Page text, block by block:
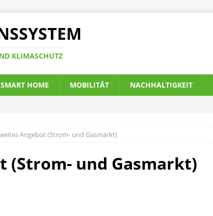
KLIMASCHUTZ
SMART HOME MOBILITÄT NACHHALTIGKEIT
Angebot (Strom- und Gasmarkt)
(Strom- und Gasmarkt)